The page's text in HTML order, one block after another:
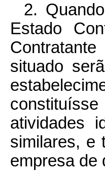
2.
Estado
situado
atividades
similares, e
empresa de